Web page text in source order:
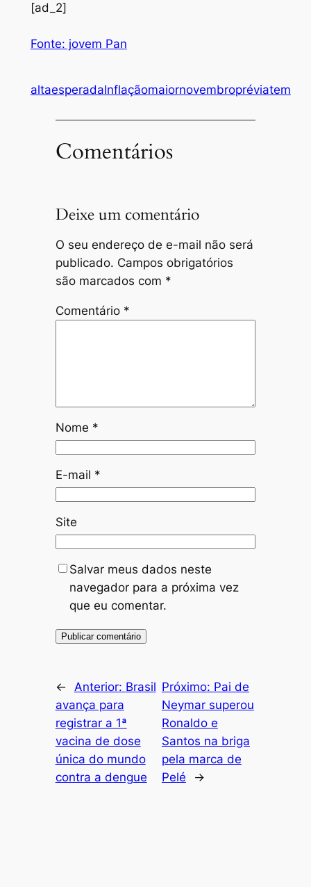
[ad_2]
Fonte: jovem Pan
altaesperadaInflaçãomaiornovembropréviatem
Comentários
Deixe um comentário
O seu endereço de e-mail não será
publicado. Campos obrigatórios
são marcados com *
Comentário *
Nome *
E-mail *
Site
Salvar meus dados neste
navegador para a próxima vez
que eu comentar.
← Anterior: Brasil
avança para
registrar a 1ª
vacina de dose
única do mundo
contra a dengue
Próximo: Pai de
Neymar superou
Ronaldo e
Santos na briga
pela marca de
Pelé
→